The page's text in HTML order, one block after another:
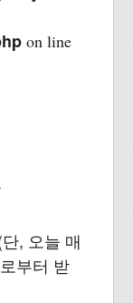
on line
, 오늘 매
부터 받